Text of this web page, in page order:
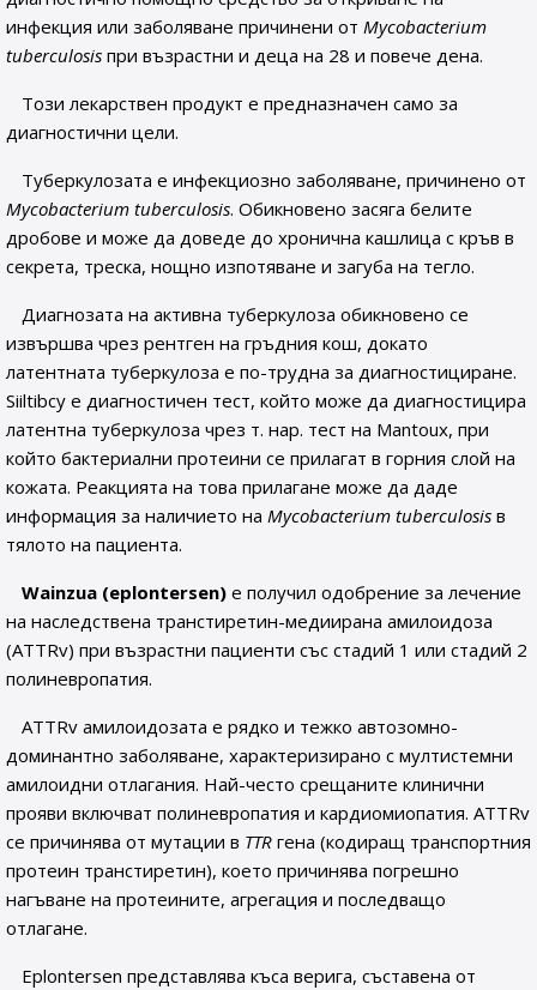
инфекция или заболяване причинени от Mycobacterium
tuberculosis при възрастни и деца на 28 и повече дена.
Този лекарствен продукт е предназначен само за
диагностични цели.
Туберкулозата е инфекциозно заболяване, причинено от
Mycobacterium tuberculosis. Обикновено засяга белите
дробове и може да доведе до хронична кашлица с кръв в
секрета, треска, нощно изпотяване и загуба на тегло.
Диагнозата на активна туберкулоза обикновено се
извършва чрез рентген на гръдния кош, докато
латентната туберкулоза е по-трудна за диагностициране.
Siiltibcy е диагностичен тест, който може да диагностицира
латентна туберкулоза чрез т. нар. тест на Mantoux, при
който бактериални протеини се прилагат в горния слой на
кожата. Реакцията на това прилагане може да даде
информация за наличието на Mycobacterium tuberculosis в
тялото на пациента.
Wainzua (eplontersen) е получил одобрение за лечение
на наследствена транстиретин-медиирана амилоидоза
(ATTRv) при възрастни пациенти със стадий 1 или стадий 2
полиневропатия.
ATTRv амилоидозата е рядко и тежко автозомно-
доминантно заболяване, характеризирано с мултистемни
амилоидни отлагания. Най-често срещаните клинични
прояви включват полиневропатия и кардиомиопатия. ATTRv
се причинява от мутации в TTR гена (кодиращ транспортния
протеин транстиретин), което причинява погрешно
нагъване на протеините, агрегация и последващо
отлагане.
Eplontersen представлява къса верига, съставена от